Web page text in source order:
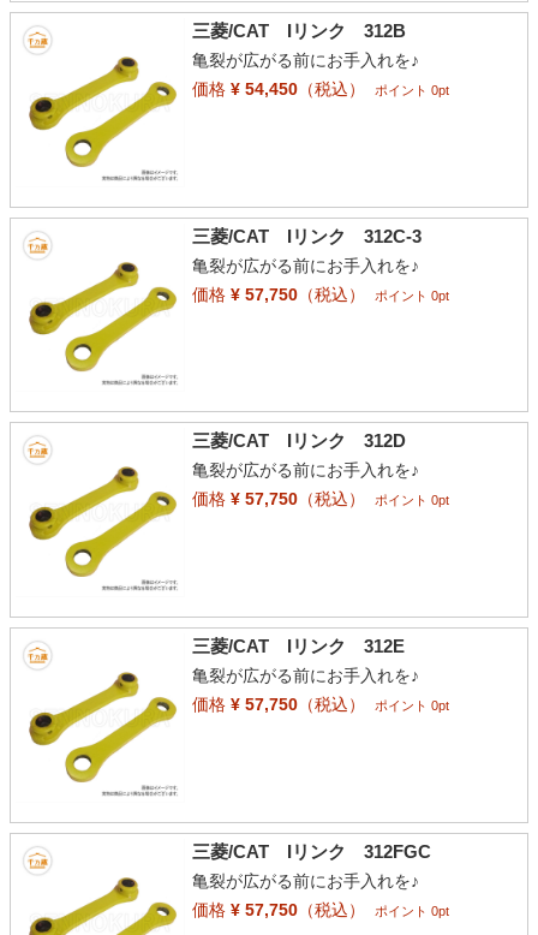
三菱/CAT Iリンク 312B
亀裂が広がる前にお手入れを♪
価格¥ 54,450（税込） ポイント 0pt
三菱/CAT Iリンク 312C-3
亀裂が広がる前にお手入れを♪
価格¥ 57,750（税込） ポイント 0pt
三菱/CAT Iリンク 312D
亀裂が広がる前にお手入れを♪
価格¥ 57,750（税込） ポイント 0pt
三菱/CAT Iリンク 312E
亀裂が広がる前にお手入れを♪
価格¥ 57,750（税込） ポイント 0pt
三菱/CAT Iリンク 312FGC
亀裂が広がる前にお手入れを♪
価格¥ 57,750（税込） ポイント 0pt